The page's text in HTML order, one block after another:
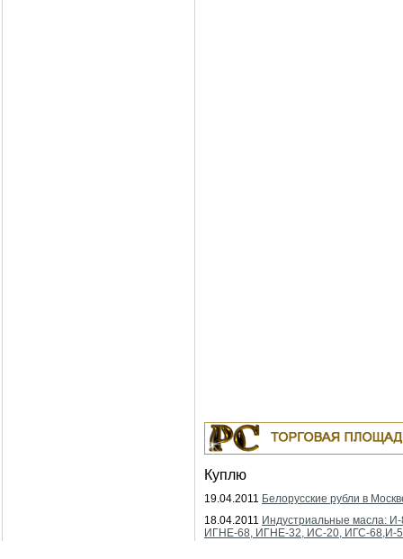
Куплю
19.04.2011 Белорусские рубли в
18.04.2011 Индустриальные масла:
ИГНЕ-68, ИГНЕ-32, ИС-20, ИГС-68,И-